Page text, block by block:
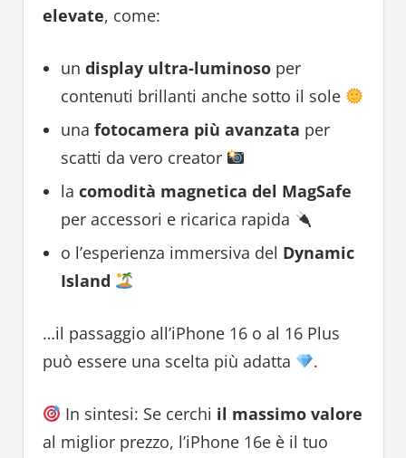
elevate, come:
un display ultra-luminosoper
contenuti brillanti anche sotto il sole
una fotocamera più avanzata per
scatti da vero creator
la comodità magnetica del MagSafe
per accessori e ricarica rapida
o l’esperienza immersiva del Dynamic
Island
…il passaggio all’iPhone 16 o al 16 Plus
può essere una scelta più adatta
.
In sintesi: Se cerchi il massimo valore
al miglior prezzo, l’iPhone 16e è il tuo